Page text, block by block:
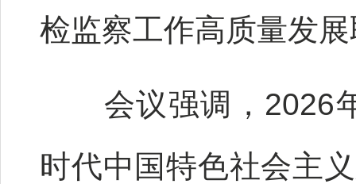
检监察工作高质量发
会议强调，2026年
时代中国特色社会主